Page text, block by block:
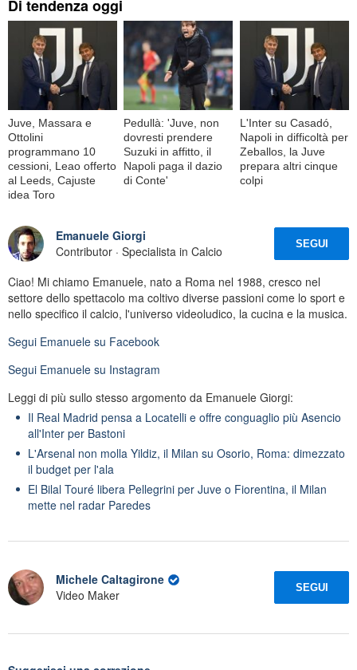
Di tendenza oggi
Juve, Massara e
Ottolini
programmano 10
cessioni, Leao offerto
al Leeds, Cajuste
idea Toro
Pedullà: 'Juve, non
dovresti prendere
Suzuki in affitto, il
Napoli paga il dazio
di Conte'
L'Inter su Casadó,
Napoli in difficoltà per
Zeballos, la Juve
prepara altri cinque
colpi
Emanuele Giorgi
Contributor · Specialista in Calcio
SEGUI
Ciao! Mi chiamo Emanuele, nato a Roma nel 1988, cresco nel
settore dello spettacolo ma coltivo diverse passioni come lo sport e
nello specifico il calcio, l'universo videoludico, la cucina e la musica.
Segui Emanuele su Facebook
Segui Emanuele su Instagram
Leggi di più sullo stesso argomento da Emanuele Giorgi:
Il Real Madrid pensa a Locatelli e offre conguaglio più Asencio
all'Inter per Bastoni
L'Arsenal non molla Yildiz, il Milan su Osorio, Roma: dimezzato
il budget per l'ala
El Bilal Touré libera Pellegrini per Juve o Fiorentina, il Milan
mette nel radar Paredes
Michele Caltagirone
Video Maker
SEGUI